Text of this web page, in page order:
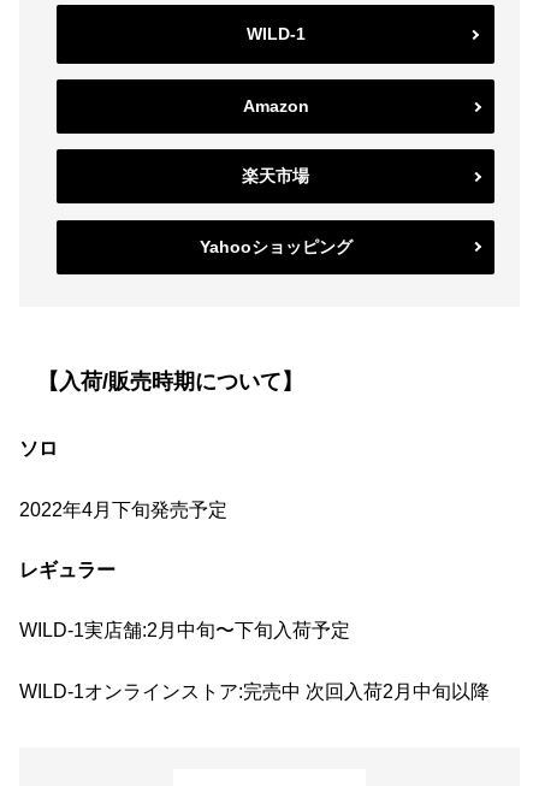
WILD-1
Amazon
楽天市場
Yahooショッピング
【入荷/販売時期について】
ソロ
2022年4月下旬発売予定
レギュラー
WILD-1実店舗:2月中旬〜下旬入荷予定
WILD-1オンラインストア:完売中 次回入荷2月中旬以降